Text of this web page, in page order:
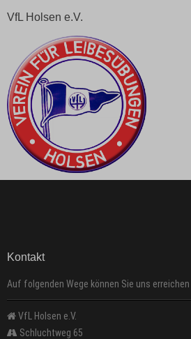
VfL Holsen e.V.
Kontakt
Auf folgenden Wege können Sie uns erreichen
VfL Holsen e.V.
Schluchtweg 65